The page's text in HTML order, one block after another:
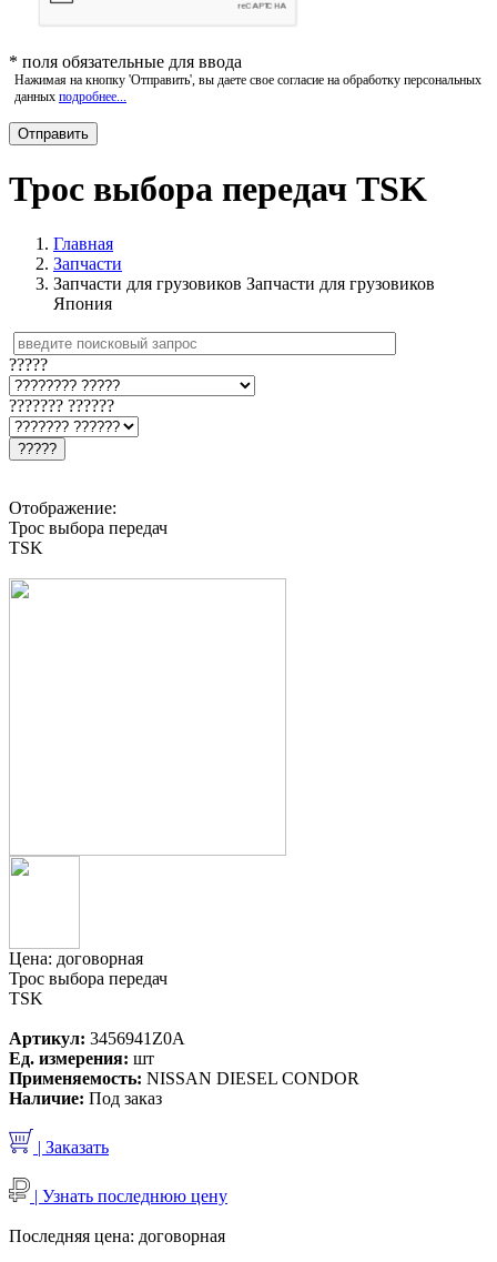
* поля обязательные для ввода
Нажимая на кнопку 'Отправить', вы даете свое согласие на обработку персональных
данных подробнее...
Трос выбора передач TSK
Главная
Запчасти
Запчасти для грузовиков Запчасти для грузовиков
Япония
?????
??????? ??????
?????
Отображение:
Трос выбора передач
TSK
Цена: договорная
Трос выбора передач
TSK
Артикул: 3456941Z0A
Ед. измерения: шт
Применяемость: NISSAN DIESEL CONDOR
Наличие: Под заказ
| Заказать
| Узнать последнюю цену
Последняя цена: договорная